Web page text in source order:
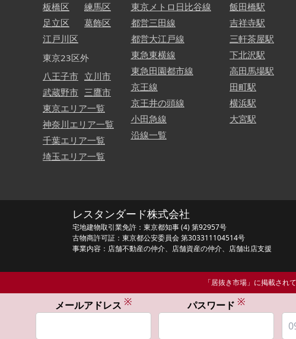
板橋区
足立区
江戸川区
練馬区
葛飾区
東京23区外
八王子市
武蔵野市
立川市
三鷹市
東京エリア一覧
神奈川エリア一覧
千葉エリア一覧
埼玉エリア一覧
東京メトロ日比谷線
都営三田線
都営大江戸線
東急東横線
東急田園都市線
京王線
京王井の頭線
小田急線
沿線一覧
飯田橋駅
吉祥寺駅
三軒茶屋駅
下北沢駅
高田馬場駅
田町駅
横浜駅
大宮駅
レスタンダード株式会社
宅地建物取引業免許：東京都知事 (4) 第92957号
古物商許可証：東京都公安委員会 第303311104514号
事業内容：店舗不動産の仲介、店舗資産の仲介、店舗出店支援
「居抜き市場」に掲載さ
メールアドレス ※ パスワード ※